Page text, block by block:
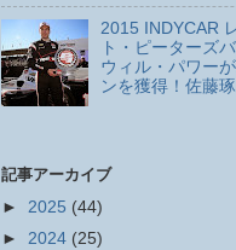
2015 INDYCAR
ト・ピーターズ
ウィル・パワー
ンを獲得！佐藤
記事アーカイブ
► 2025 (44)
► 2024 (25)